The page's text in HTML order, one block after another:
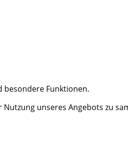
Funktionen.
unseres Angebots zu